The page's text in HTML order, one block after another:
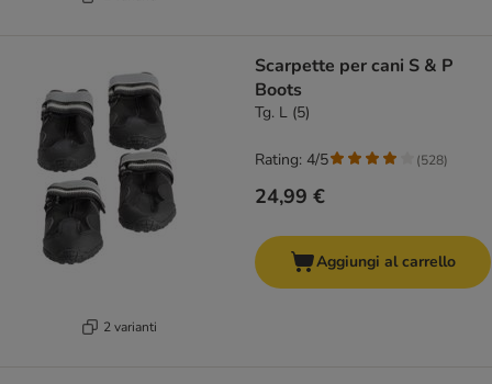
2 varianti
Scarpette per cani S & P
Boots
Tg. L (5)
24,99 €
Rating: 4/5 (528)
Aggiungi al carrello